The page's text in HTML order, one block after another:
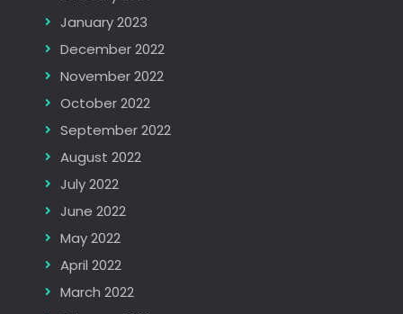
January 2023
December 2022
November 2022
October 2022
September 2022
August 2022
July 2022
June 2022
May 2022
April 2022
March 2022